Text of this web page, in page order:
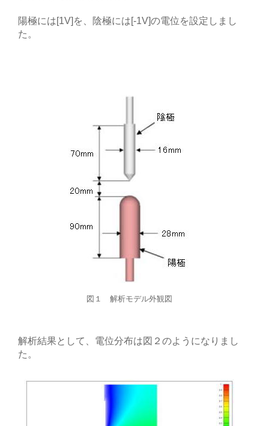
陽極には[1V]を、陰極には[-1V]の電位を設定しまし
た。
図１ 解析モデル外観図
解析結果として、電位分布は図２のようになりまし
た。